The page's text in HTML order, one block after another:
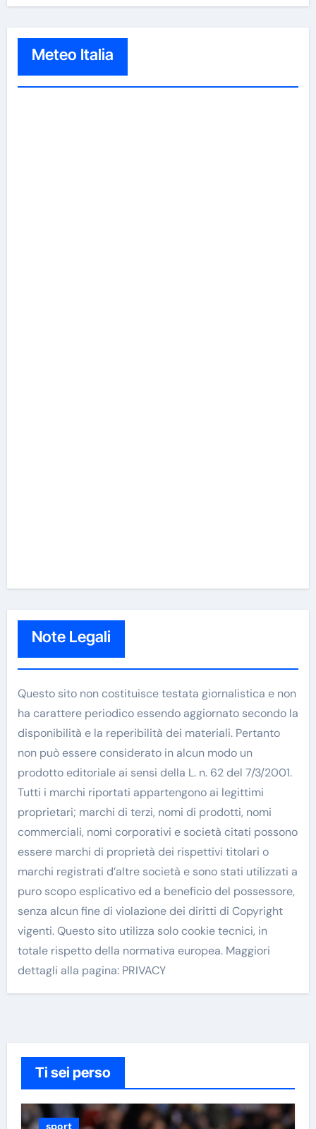
Meteo Italia
Note Legali
Questo sito non costituisce testata giornalistica e non
ha carattere periodico essendo aggiornato secondo la
disponibilità e la reperibilità dei materiali. Pertanto
non può essere considerato in alcun modo un
prodotto editoriale ai sensi della L. n. 62 del 7/3/2001.
Tutti i marchi riportati appartengono ai legittimi
proprietari; marchi di terzi, nomi di prodotti, nomi
commerciali, nomi corporativi e società citati possono
essere marchi di proprietà dei rispettivi titolari o
marchi registrati d’altre società e sono stati utilizzati a
puro scopo esplicativo ed a beneficio del possessore,
senza alcun fine di violazione dei diritti di Copyright
vigenti. Questo sito utilizza solo cookie tecnici, in
totale rispetto della normativa europea. Maggiori
dettagli alla pagina: PRIVACY
Ti sei perso
sport